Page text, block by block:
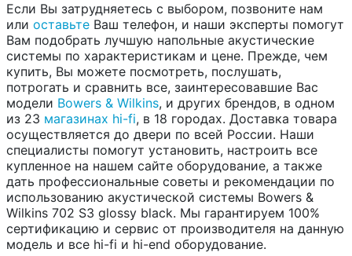
Если Вы затрудняетесь с выбором, позвоните нам
или оставьте Ваш телефон, и наши эксперты помогут
Вам подобрать лучшую напольные акустические
системы по характеристикам и цене. Прежде, чем
купить, Вы можете посмотреть, послушать,
потрогать и сравнить все, заинтересовавшие Вас
модели Bowers & Wilkins, и других брендов, в одном
из 23 магазинах hi-fi, в 18 городах. Доставка товара
осуществляется до двери по всей России. Наши
специалисты помогут установить, настроить все
купленное на нашем сайте оборудование, а также
дать профессиональные советы и рекомендации по
использованию акустической системы Bowers &
Wilkins 702 S3 glossy black. Мы гарантируем 100%
сертификацию и сервис от производителя на данную
модель и все hi-fi и hi-end оборудование.